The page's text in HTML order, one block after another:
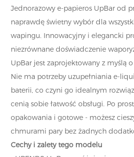
Jednorazowy e-papieros UpBar od
naprawdę świetny wybór dla
wapingu. Innowacyjny i elegancki
niezrównane doświadczenie
UpBar jest zaprojektowany z myślą
Nie ma potrzeby uzupełniania e-
baterii, co czyni go idealnym
cenią sobie łatwość obsługi. Po
opakowania i gotowe - możesz
chmurami pary bez żadnych
Cechy i zalety tego modelu